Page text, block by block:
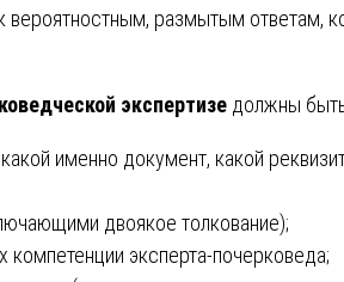
вероятностным, размытым ответам,
экспертизе должны
именно документ, какой
двоякое толкование);
эксперта-почерковеда;